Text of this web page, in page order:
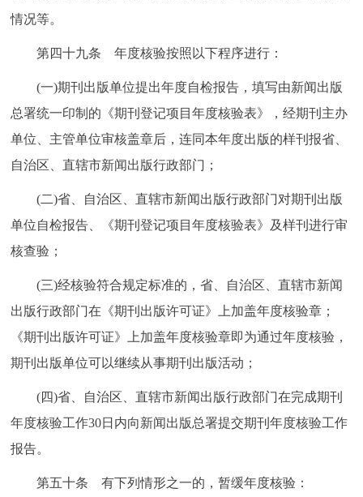
情况等。
第四十九条 年度核验按照以下程序进行：
(一)期刊出版单位提出年度自检报告，填写由新闻出版
总署统一印制的《期刊登记项目年度核验表》，经期刊主办
单位、主管单位审核盖章后，连同本年度出版的样刊报省、
自治区、直辖市新闻出版行政部门；
(二)省、自治区、直辖市新闻出版行政部门对期刊出版
单位自检报告、《期刊登记项目年度核验表》及样刊进行审
核查验；
(三)经核验符合规定标准的，省、自治区、直辖市新闻
出版行政部门在《期刊出版许可证》上加盖年度核验章；
《期刊出版许可证》上加盖年度核验章即为通过年度核验，
期刊出版单位可以继续从事期刊出版活动；
(四)省、自治区、直辖市新闻出版行政部门在完成期刊
年度核验工作30日内向新闻出版总署提交期刊年度核验工作
报告。
第五十条 有下列情形之一的，暂缓年度核验：